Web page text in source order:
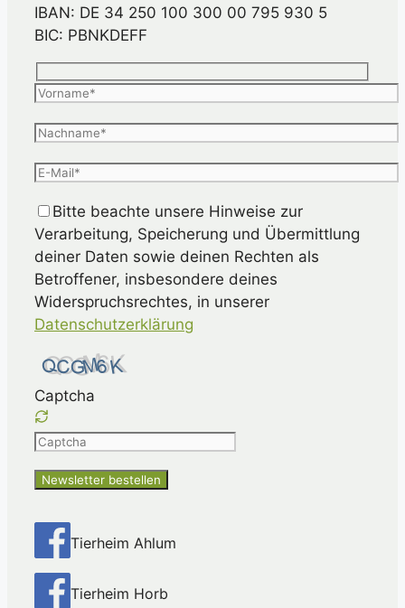
IBAN: DE 34 250 100 300 00 795 930 5
BIC: PBNKDEFF
Bitte beachte unsere Hinweise zur
Verarbeitung, Speicherung und Übermittlung
deiner Daten sowie deinen Rechten als
Betroffener, insbesondere deines
Widerspruchsrechtes, in unserer
Datenschutzerklärung
Captcha
Please
the
shown
the
CAPTCHA
Tierheim Ahlum
Tierheim Horb